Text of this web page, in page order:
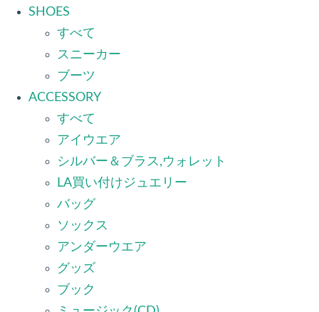
SHOES
すべて
スニーカー
ブーツ
ACCESSORY
すべて
アイウエア
シルバー＆ブラス,ウォレット
LA買い付けジュエリー
バッグ
ソックス
アンダーウエア
グッズ
ブック